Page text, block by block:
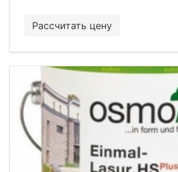
Рассчитать цену